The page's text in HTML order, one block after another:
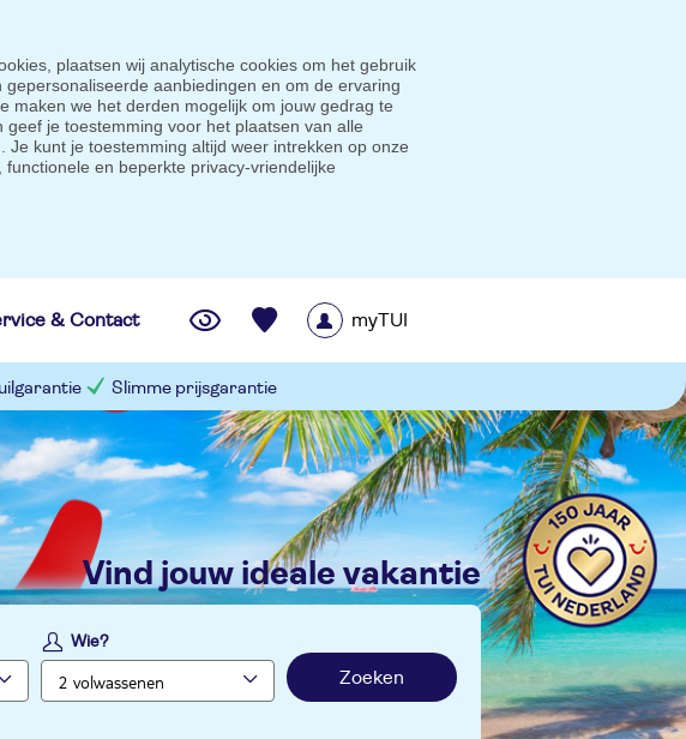
plaatsen wij analytische cookies om het gebruik
aanbiedingen en om de ervaring
maken we het derden mogelijk om jouw gedrag te
je toestemming voor het plaatsen van alle
kunt je toestemming altijd weer intrekken op onze
functionele en beperkte privacy-vriendelijke
& Contact myTUI
Slimme prijsgarantie
vind jouw ideale vakantie
Wie?
Zoeken